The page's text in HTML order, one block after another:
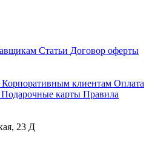
Статьи Договор оферты
Корпоративным клиентам Оплата
Подарочные карты Правила
23 Д